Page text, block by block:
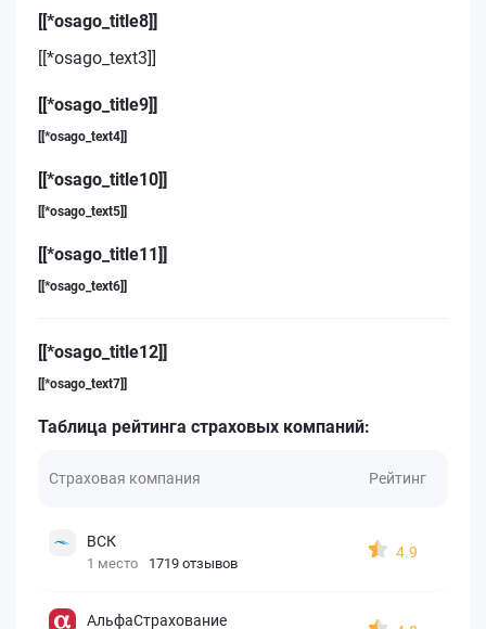
[[*osago_title8]]
[[*osago_text3]]
[[*osago_title9]]
[[*osago_text4]]
[[*osago_title10]]
[[*osago_text5]]
[[*osago_title11]]
[[*osago_text6]]
[[*osago_title12]]
[[*osago_text7]]
Таблица рейтинга страховых компаний:
Страховая компания Рейтинг
ВСК
1 место 1719 отзывов
4.9
АльфаСтрахование